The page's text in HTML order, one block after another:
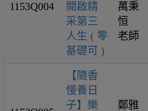
1153Q004
開啟精
采第三
人生 ( 零
基礎可 )
萬秉
恒
老師
【隨香
慢養日
子】樂
鄭雅